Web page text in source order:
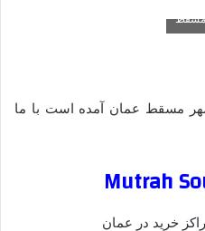
مسقط
مسقط عمان آمده است با ما